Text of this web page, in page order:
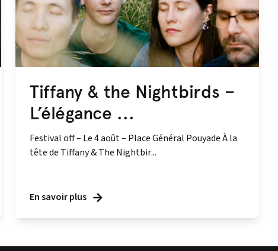
Tiffany & the Nightbirds –
L’élégance ...
Festival off – Le 4 août – Place Général Pouyade À la
tête de Tiffany & The Nightbir...
En savoir plus